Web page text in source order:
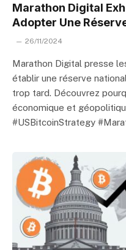
Marathon Digital
Adopter Une
26/11/2024
Marathon Digital presse
établir une réserve
trop tard. Découvrez
économique et
#USBitcoinStrategy